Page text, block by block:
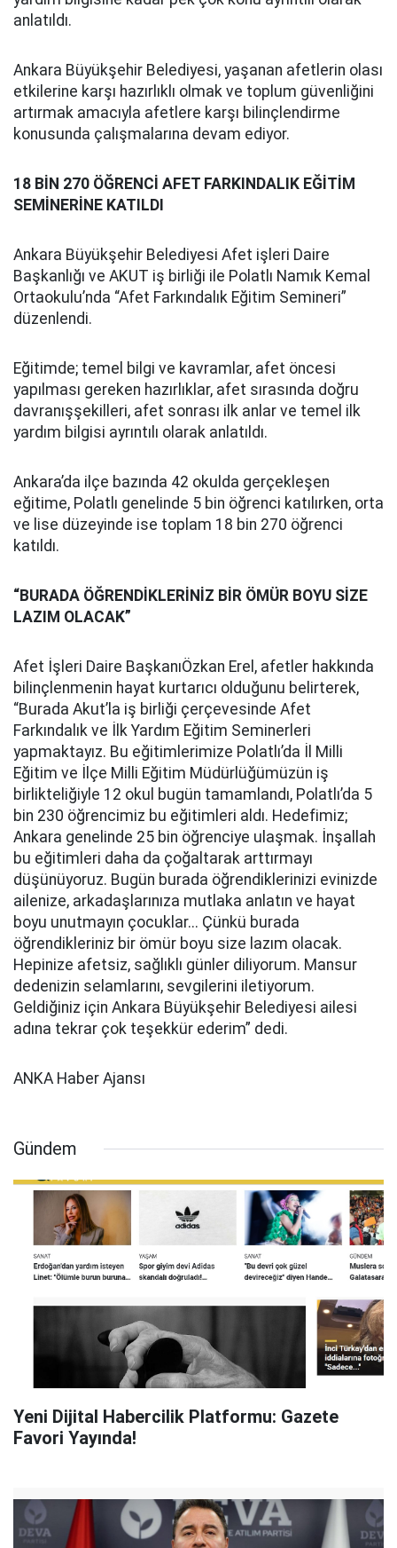
anlatıldı.
Ankara Büyükşehir Belediyesi, yaşanan afetlerin olası
etkilerine karşı hazırlıklı olmak ve toplum güvenliğini
artırmak amacıyla afetlere karşı bilinçlendirme
konusunda çalışmalarına devam ediyor.
18 BİN 270 ÖĞRENCİ AFET FARKINDALIK EĞİTİM
SEMİNERİNE KATILDI
Ankara Büyükşehir Belediyesi Afet işleri Daire
Başkanlığı ve AKUT iş birliği ile Polatlı Namık Kemal
Ortaokulu’nda “Afet Farkındalık Eğitim Semineri”
düzenlendi.
Eğitimde; temel bilgi ve kavramlar, afet öncesi
yapılması gereken hazırlıklar, afet sırasında doğru
davranışşekilleri, afet sonrası ilk anlar ve temel ilk
yardım bilgisi ayrıntılı olarak anlatıldı.
Ankara’da ilçe bazında 42 okulda gerçekleşen
eğitime, Polatlı genelinde 5 bin öğrenci katılırken, orta
ve lise düzeyinde ise toplam 18 bin 270 öğrenci
katıldı.
“BURADA ÖĞRENDİKLERİNİZ BİR ÖMÜR BOYU SİZE
LAZIM OLACAK”
Afet İşleri Daire BaşkanıÖzkan Erel, afetler hakkında
bilinçlenmenin hayat kurtarıcı olduğunu belirterek,
“Burada Akut’la iş birliği çerçevesinde Afet
Farkındalık ve İlk Yardım Eğitim Seminerleri
yapmaktayız. Bu eğitimlerimize Polatlı’da İl Milli
Eğitim ve İlçe Milli Eğitim Müdürlüğümüzün iş
birlikteliğiyle 12 okul bugün tamamlandı, Polatlı’da 5
bin 230 öğrencimiz bu eğitimleri aldı. Hedefimiz;
Ankara genelinde 25 bin öğrenciye ulaşmak. İnşallah
bu eğitimleri daha da çoğaltarak arttırmayı
düşünüyoruz. Bugün burada öğrendiklerinizi evinizde
ailenize, arkadaşlarınıza mutlaka anlatın ve hayat
boyu unutmayın çocuklar... Çünkü burada
öğrendikleriniz bir ömür boyu size lazım olacak.
Hepinize afetsiz, sağlıklı günler diliyorum. Mansur
dedenizin selamlarını, sevgilerini iletiyorum.
Geldiğiniz için Ankara Büyükşehir Belediyesi ailesi
adına tekrar çok teşekkür ederim” dedi.
ANKA Haber Ajansı
Gündem
Yeni Dijital Habercilik Platformu: Gazete
Favori Yayında!